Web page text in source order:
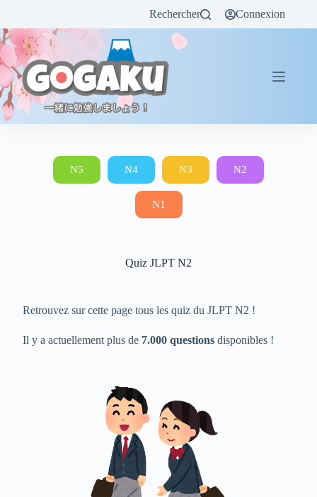
Rechercher Connexion
N5 N4 N3 N2
N1
Quiz JLPT N2
Retrouvez sur cette page tous les quiz du JLPT N2 !
Il y a actuellement plus de 7.000 questions disponibles !